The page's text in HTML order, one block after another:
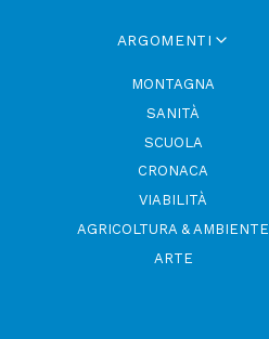
ARGOMENTI
MONTAGNA
SANITÀ
SCUOLA
CRONACA
VIABILITÀ
AGRICOLTURA & AMBIENTE
ARTE